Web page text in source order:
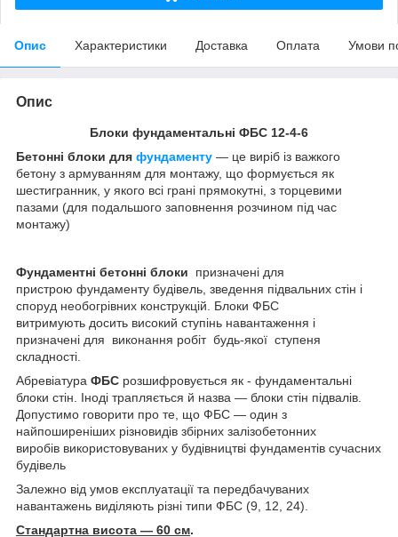
Опис Характеристики Доставка Оплата Умови
Опис
Блоки фундаментальні ФБС 12-4-6
Бетонні блоки для фундаменту — це виріб із важкого
бетону з армуванням для монтажу, що формується як
шестигранник, у якого всі грані прямокутні, з торцевими
пазами (для подальшого заповнення розчином під час
монтажу)
Фундаментні бетонні блоки призначені для
пристрою фундаменту будівель, зведення підвальних стін і
споруд необогрівних конструкцій. Блоки ФБС
витримують досить високий ступінь навантаження і
призначені для виконання робіт будь-якої ступеня
складності.
Абревіатура ФБС розшифровується як - фундаментальні
блоки стін. Іноді трапляється й назва — блоки стін підвалів.
Допустимо говорити про те, що ФБС — один з
найпоширеніших різновидів збірних залізобетонних
виробів використовуваних у будівництві фундаментів сучасних
будівель
Залежно від умов експлуатації та передбачуваних
навантажень виділяють різні типи ФБС (9, 12, 24).
Стандартна висота — 60 см.